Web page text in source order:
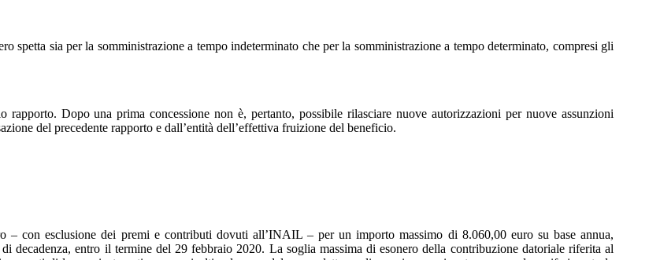
spetta sia per la somministrazione a tempo indeterminato che per la somministrazione a tempo determinato, compresi gli
Dopo una prima concessione non è, pertanto, possibile rilasciare nuove autorizzazioni per nuove assunzioni
del precedente rapporto e dall’entità dell’effettiva fruizione del beneficio.
con esclusione dei premi e contributi dovuti all’INAIL – per un importo massimo di 8.060,00 euro su base annua,
decadenza, entro il termine del 29 febbraio 2020. La soglia massima di esonero della contribuzione datoriale riferita al